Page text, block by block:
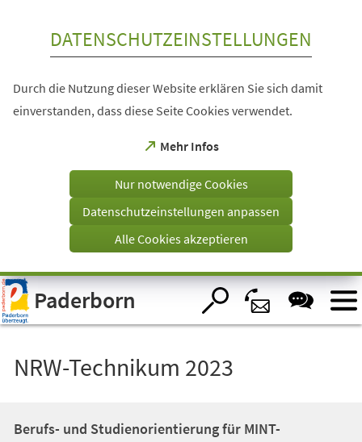
Visuelle
Assistenzsoftware
öffnen.
DATENSCHUTZEINSTELLUNGEN
Durch die Nutzung dieser Website erklären Sie sich damit
einverstanden, dass diese Seite Cookies verwendet.
Mehr Infos
(Öffnet
einem
Tab)
Nur notwendige Cookies
Datenschutzeinstellungen anpassen
Alle Cookies akzeptieren
Paderborn
NRW-Technikum 2023
Berufs- und Studienorientierung für MINT-